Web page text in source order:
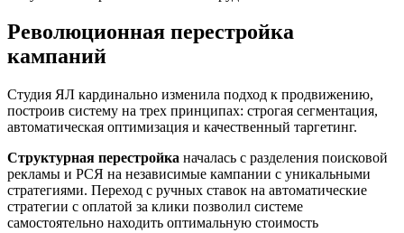
Революционная перестройка
кампаний
Студия ЯЛ кардинально изменила подход к продвижению,
построив систему на трех принципах: строгая сегментация,
автоматическая оптимизация и качественный таргетинг.
Структурная перестройка началась с разделения поисковой
рекламы и РСЯ на независимые кампании с уникальными
стратегиями. Переход с ручных ставок на автоматические
стратегии с оплатой за клики позволил системе
самостоятельно находить оптимальную стоимость